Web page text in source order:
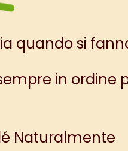
quando si
in ordine
Naturalmente